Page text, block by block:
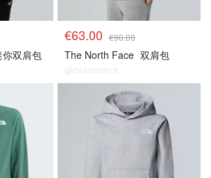
你双肩包
€63.00 €90.00
The North Face 双肩包
@dealmoon.fr